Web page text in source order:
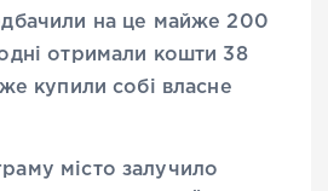
на це майже 200
отримали кошти 38
купили собі власне
місто залучило